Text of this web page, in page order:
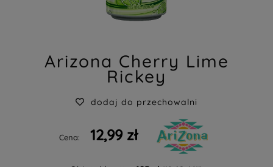
Arizona Cherry Lime
Rickey
dodaj do przechowalni
Cena: 12,99 zł